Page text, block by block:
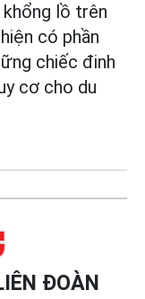
khổng lồ trên
có phần
chiếc đinh
cơ cho du
ĐOÀN